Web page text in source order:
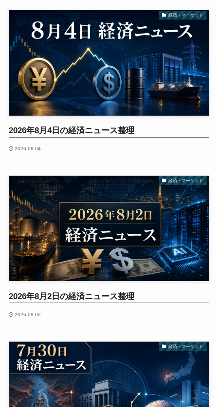
経済・マーケット
2026年8月4日の経済ニュース整理
2026-08-04
経済・マーケット
2026年8月2日の経済ニュース整理
2026-08-02
経済・マーケット